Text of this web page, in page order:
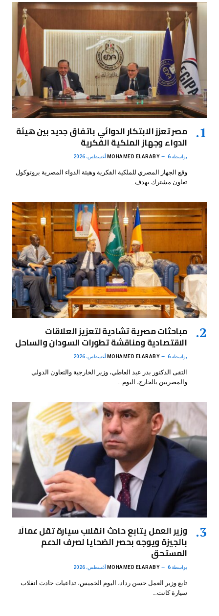
مصر تعزز الابتكار الدوائي باتفاق جديد بين هيئة
الدواء وجهاز الملكية الفكرية
بواسطة MOHAMED ELARABY 6 أغسطس، 2026
وقع الجهاز المصري للملكية الفكرية وهيئة الدواء المصرية بروتوكول
تعاون مشترك يهدف…
مباحثات مصرية تشادية لتعزيز العلاقات
الاقتصادية ومناقشة تطورات السودان والساحل
بواسطة MOHAMED ELARABY 6 أغسطس، 2026
التقى الدكتور بدر عبد العاطي، وزير الخارجية والتعاون الدولي
والمصريين بالخارج، اليوم…
وزير العمل يتابع حادث انقلاب سيارة تقل عمالًا
بالجيزة ويوجه بحصر الضحايا لصرف الدعم
المستحق
بواسطة MOHAMED ELARABY 6 أغسطس، 2026
تابع وزير العمل حسن رداد، اليوم الخميس، تداعيات حادث انقلاب
سيارة كانت…